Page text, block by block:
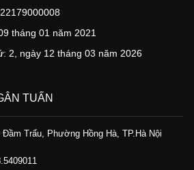
tháng 01 năm 2021
2, ngày 12 tháng 03 năm 2026
TUẤN
Trấu, Phường Hồng Hà, TP.Hà Nội